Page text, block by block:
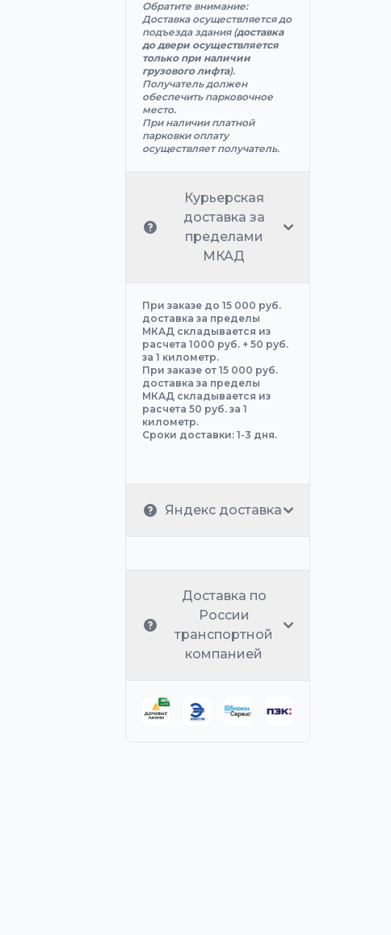
Обратите внимание:
Доставка осуществляется до
подъезда здания (доставка
до двери осуществляется
только при наличии
грузового лифта).
Получатель должен
обеспечить парковочное
место.
При наличии платной
парковки оплату
осуществляет получатель.
Курьерская
доставка за
пределами
МКАД
При заказе до 15 000 руб.
доставка за пределы
МКАД складывается из
расчета 1000 руб. + 50 руб.
за 1 километр.
При заказе от 15 000 руб.
доставка за пределы
МКАД складывается из
расчета 50 руб. за 1
километр.
Сроки доставки: 1-3 дня.
Яндекс доставка
Доставка по
России
транспортной
компанией